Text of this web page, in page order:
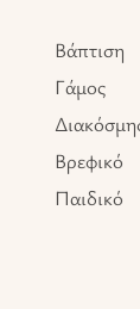
Βάπτιση
Γάμος
Βρεφικό
Παιδικό